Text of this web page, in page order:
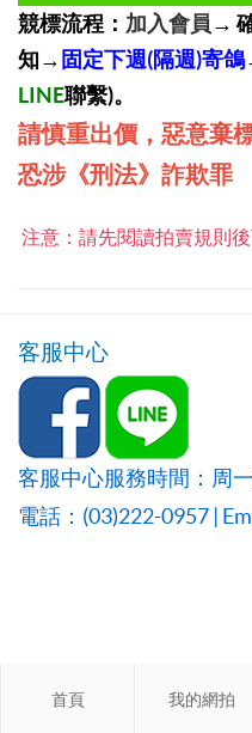
競標流程： 加入會員→
知→ 固定下週(隔週)寄鴿
LINE聯繫)。
請慎重出價，惡意棄
恐涉《刑法》詐欺罪
注意：請先閱讀拍賣規則
首頁 我的網拍
客服中心
客服中心服務時間：周
電話：(03)222-0957 |
首頁 我的網拍